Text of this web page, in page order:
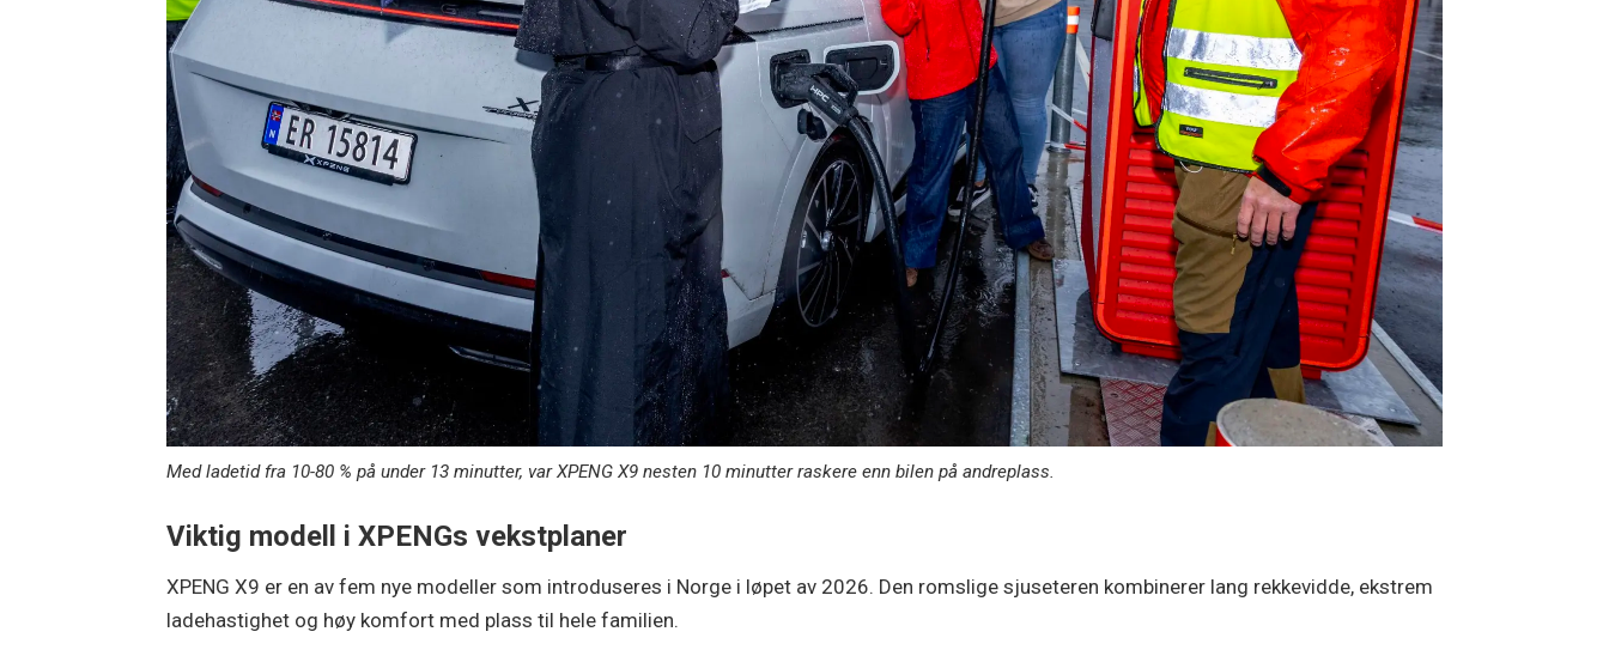
Med ladetid fra 10-80 % på under 13 minutter, var XPENG X9 nesten 10 minutter raskere enn bilen på andreplass.
Viktig modell i XPENGs vekstplaner
XPENG X9 er en av fem nye modeller som introduseres i Norge i løpet av 2026. Den romslige sjuseteren kombinerer lang rekkevidde, ekstrem
ladehastighet og høy komfort med plass til hele familien.